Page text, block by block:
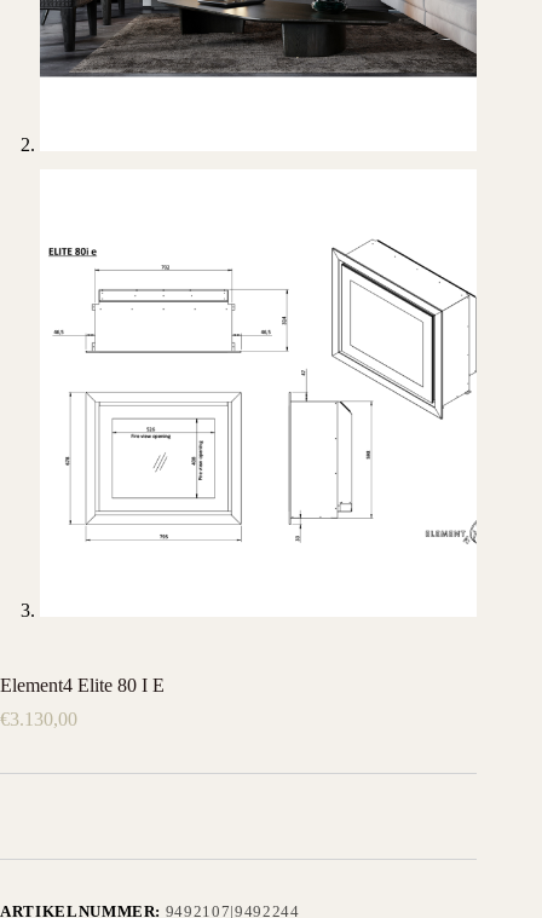
Element4 Elite 80 I E
€3.130,00
ARTIKELNUMMER: 9492107|9492244